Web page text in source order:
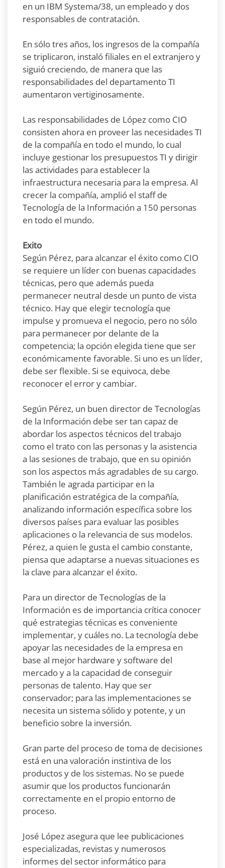
en un IBM Systema/38, un empleado y dos
responsables de contratación.
En sólo tres años, los ingresos de la compañía
se triplicaron, instaló filiales en el extranjero y
siguió creciendo, de manera que las
responsabilidades del departamento TI
aumentaron vertiginosamente.
Las responsabilidades de López como CIO
consisten ahora en proveer las necesidades TI
de la compañía en todo el mundo, lo cual
incluye gestionar los presupuestos TI y dirigir
las actividades para establecer la
infraestructura necesaria para la empresa. Al
crecer la compañía, amplió el staff de
Tecnología de la Información a 150 personas
en todo el mundo.
Exito
Según Pérez, para alcanzar el éxito como CIO
se requiere un líder con buenas capacidades
técnicas, pero que además pueda
permanecer neutral desde un punto de vista
técnico. Hay que elegir tecnología que
impulse y promueva el negocio, pero no sólo
para permanecer por delante de la
competencia; la opción elegida tiene que ser
económicamente favorable. Si uno es un líder,
debe ser flexible. Si se equivoca, debe
reconocer el error y cambiar.
Según Pérez, un buen director de Tecnologías
de la Información debe ser tan capaz de
abordar los aspectos técnicos del trabajo
como el trato con las personas y la asistencia
a las sesiones de trabajo, que en su opinión
son los aspectos más agradables de su cargo.
También le agrada participar en la
planificación estratégica de la compañía,
analizando información específica sobre los
diversos países para evaluar las posibles
aplicaciones o la relevancia de sus modelos.
Pérez, a quien le gusta el cambio constante,
piensa que adaptarse a nuevas situaciones es
la clave para alcanzar el éxito.
Para un director de Tecnologías de la
Información es de importancia crítica conocer
qué estrategias técnicas es conveniente
implementar, y cuáles no. La tecnología debe
apoyar las necesidades de la empresa en
base al mejor hardware y software del
mercado y a la capacidad de conseguir
personas de talento. Hay que ser
conservador; para las implementaciones se
necesita un sistema sólido y potente, y un
beneficio sobre la inversión.
Gran parte del proceso de toma de decisiones
está en una valoración instintiva de los
productos y de los sistemas. No se puede
asumir que los productos funcionarán
correctamente en el propio entorno de
proceso.
José López asegura que lee publicaciones
especializadas, revistas y numerosos
informes del sector informático para